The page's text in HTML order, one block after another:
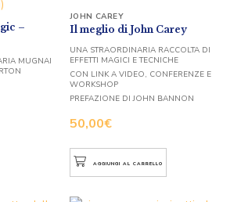
–
MUGNAI
Il meglio di John Carey
50,00€
JOHN CAREY
UNA STRAORDINARIA RACCOLTA DI
EFFETTI MAGICI E TECNICHE
CON LINK A VIDEO, CONFERENZE E
WORKSHOP
PREFAZIONE DI JOHN BANNON
AGGIUNGI AL CARRELLO